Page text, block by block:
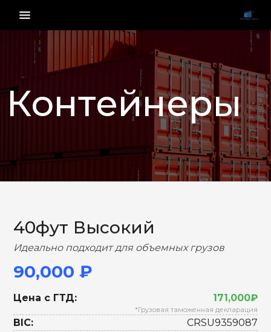
menu_vert
Контейнеры
НАЗАД ВПЕРЕД
40фут Высокий
Идеально подходит для объемных грузов
90,000 ₽
Цена с ГТД: 171,000₽
*Грузовая таможенная декларация
BIC:
CRSU9359087